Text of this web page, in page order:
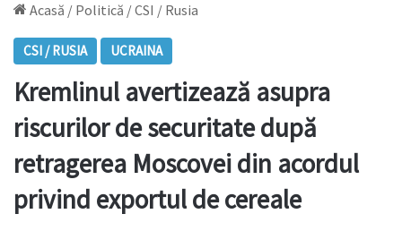
Acasă / Politică /CSI / Rusia
CSI / RUSIA UCRAINA
Kremlinul avertizează asupra
riscurilor de securitate după
retragerea Moscovei din acordul
privind exportul de cereale